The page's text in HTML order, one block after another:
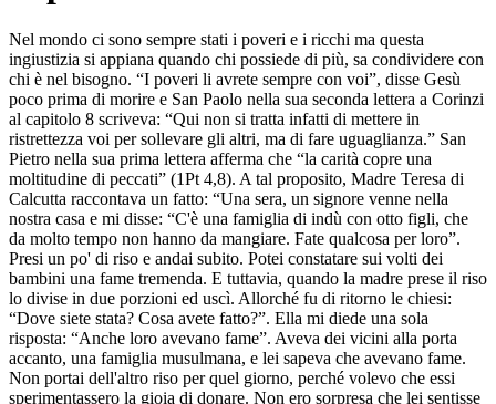
Nel mondo ci sono sempre stati i poveri e i ricchi ma questa
ingiustizia si appiana quando chi possiede di più, sa condividere con
chi è nel bisogno. “I poveri li avrete sempre con voi”, disse Gesù
poco prima di morire e San Paolo nella sua seconda lettera a Corinzi
al capitolo 8 scriveva: “Qui non si tratta infatti di mettere in
ristrettezza voi per sollevare gli altri, ma di fare uguaglianza.” San
Pietro nella sua prima lettera afferma che “la carità copre una
moltitudine di peccati” (1Pt 4,8). A tal proposito, Madre Teresa di
Calcutta raccontava un fatto: “Una sera, un signore venne nella
nostra casa e mi disse: “C'è una famiglia di indù con otto figli, che
da molto tempo non hanno da mangiare. Fate qualcosa per loro”.
Presi un po' di riso e andai subito. Potei constatare sui volti dei
bambini una fame tremenda. E tuttavia, quando la madre prese il riso
lo divise in due porzioni ed uscì. Allorché fu di ritorno le chiesi:
“Dove siete stata? Cosa avete fatto?”. Ella mi diede una sola
risposta: “Anche loro avevano fame”. Aveva dei vicini alla porta
accanto, una famiglia musulmana, e lei sapeva che avevano fame.
Non portai dell'altro riso per quel giorno, perché volevo che essi
sperimentassero la gioia di donare. Non ero sorpresa che lei sentisse